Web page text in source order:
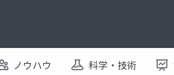
ノウハウ 科学・技術